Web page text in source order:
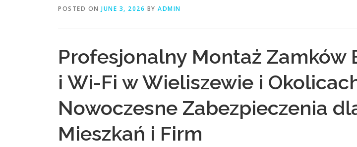
POSTED ON JUNE 3, 2026 BY ADMIN
Profesjonalny Montaż Zamków
i Wi-Fi w Wieliszewie i
Nowoczesne Zabezpieczenia
Mieszkań i Firm